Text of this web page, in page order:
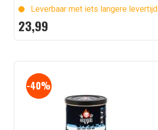
Leverbaar met iets langere levertijd
23,99
-40%